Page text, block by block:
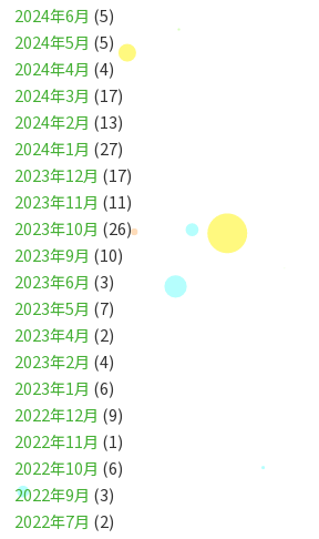
2024年6月 (5)
2024年5月 (5)
2024年4月 (4)
2024年3月 (17)
2024年2月 (13)
2024年1月 (27)
2023年12月 (17)
2023年11月 (11)
2023年10月 (26)
2023年9月 (10)
2023年6月 (3)
2023年5月 (7)
2023年4月 (2)
2023年2月 (4)
2023年1月 (6)
2022年12月 (9)
2022年11月 (1)
2022年10月 (6)
2022年9月 (3)
2022年7月 (2)